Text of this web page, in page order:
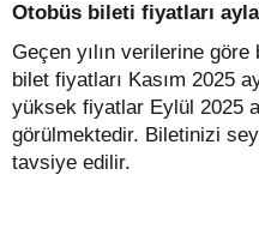
Otobüs bileti fiyatları
Geçen yılın verilerine
bilet fiyatları Kasım 2025
yüksek fiyatlar Eylül 2025
görülmektedir. Biletinizi
tavsiye edilir.